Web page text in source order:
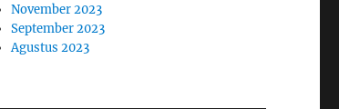
November 2023
September 2023
Agustus 2023